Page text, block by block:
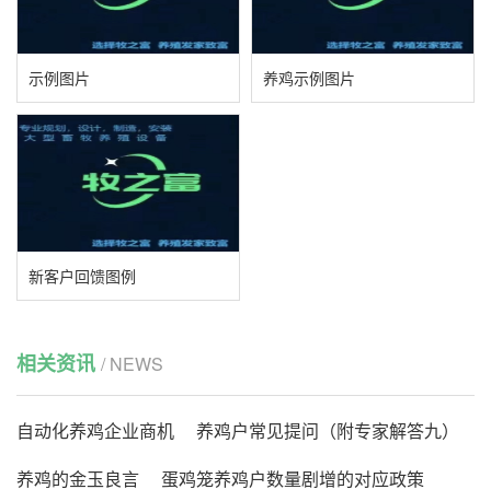
示例图片 养鸡示例图片
新客户回馈图例
相关资讯 / NEWS
自动化养鸡企业商机
养鸡户常见提问（附专家解答九）
养鸡的金玉良言
蛋鸡笼养鸡户数量剧增的对应政策